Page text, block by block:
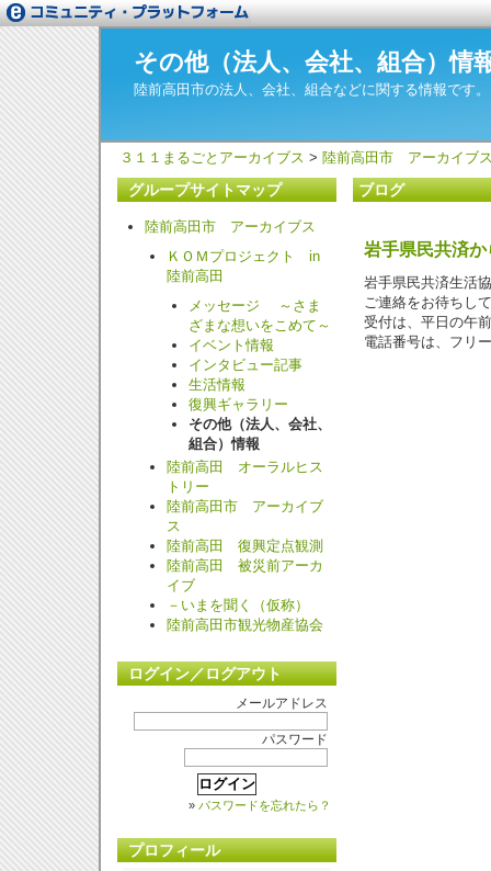
その他（法人、会社、組合）情
陸前高田市の法人、会社、組合などに関する情報です。
３１１まるごとアーカイブス > 陸前高田市 アーカイブ
ブログ
岩手県民共済
岩手県民共済生活
ご連絡をお待ちし
受付は、平日の午
電話番号は、フリ
グループサイトマップ
陸前高田市 アーカイブス
ＫＯＭプロジェクト in
陸前高田
メッセージ ～さま
ざまな想いをこめて～
イベント情報
インタビュー記事
生活情報
復興ギャラリー
その他（法人、会社、
組合）情報
陸前高田 オーラルヒス
トリー
陸前高田市 アーカイブ
ス
陸前高田 復興定点観測
陸前高田 被災前アーカ
イブ
－いまを聞く（仮称）
陸前高田市観光物産協会
ログイン／ログアウト
メールアドレス
パスワード
» パスワードを忘れたら？
プロフィール